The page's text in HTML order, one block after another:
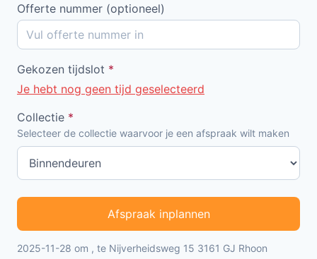
Offerte nummer (optioneel)
Gekozen tijdslot *
Je hebt nog geen tijd geselecteerd
Collectie *
Selecteer de collectie waarvoor je een afspraak wilt maken
Afspraak inplannen
2025-11-28 om , te Nijverheidsweg 15 3161 GJ Rhoon